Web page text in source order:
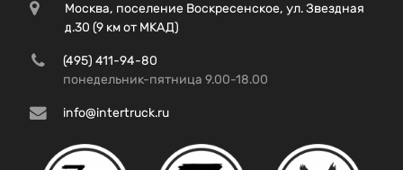
Москва, поселение Воскресенское, ул. Звездная
д.30 (9 км от МКАД)
(495) 411-94-80
понедельник-пятница 9.00-18.00
info@intertruck.ru